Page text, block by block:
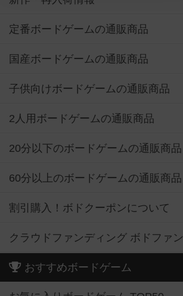
定番ボードゲームの通販商品
国産ボードゲームの通販商品
子供向けボードゲームの通販商品
2人用ボードゲームの通販商品
20分以下のボードゲームの通販商品
60分以上のボードゲームの通販商品
割引購入！ボドクーポンについて
クラウドファンディング ボドファン
おすすめボードゲーム